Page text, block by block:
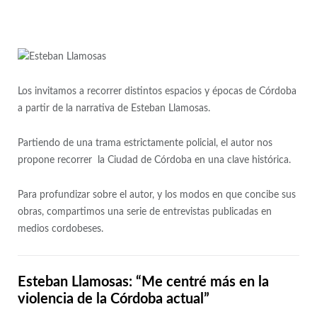
Los invitamos a recorrer distintos espacios y épocas de Córdoba
a partir de la narrativa de Esteban Llamosas.
Partiendo de una trama estrictamente policial, el autor nos
propone recorrer la Ciudad de Córdoba en una clave histórica.
Para profundizar sobre el autor, y los modos en que concibe sus
obras, compartimos una serie de entrevistas publicadas en
medios cordobeses.
Esteban Llamosas: “Me centré más en la
violencia de la Córdoba actual”